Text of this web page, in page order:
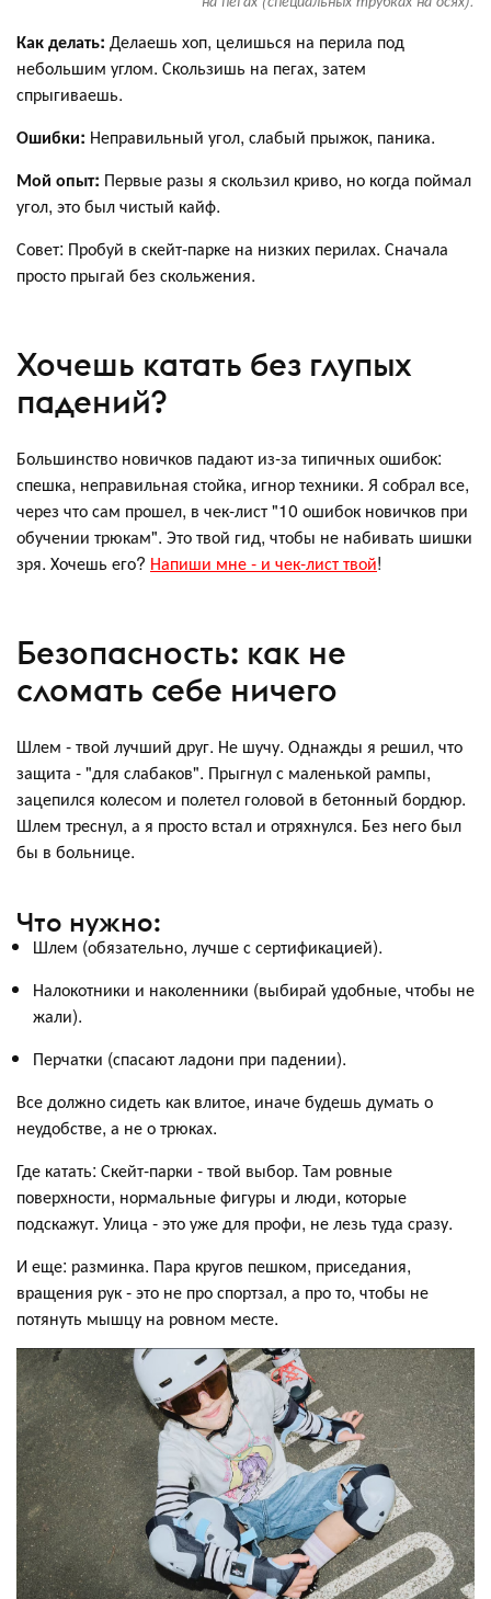
Как делать: Делаешь хоп, целишься на перила под
небольшим углом. Скользишь на пегах, затем
спрыгиваешь.
Ошибки: Неправильный угол, слабый прыжок, паника.
Мой опыт: Первые разы я скользил криво, но когда поймал
угол, это был чистый кайф.
Совет: Пробуй в скейт-парке на низких перилах. Сначала
просто прыгай без скольжения.
Хочешь катать без глупых
падений?
Большинство новичков падают из-за типичных ошибок:
спешка, неправильная стойка, игнор техники. Я собрал все,
через что сам прошел, в чек-лист "10 ошибок новичков при
обучении трюкам". Это твой гид, чтобы не набивать шишки
зря. Хочешь его? Напиши мне - и чек-лист твой!
Безопасность: как не
сломать себе ничего
Шлем - твой лучший друг. Не шучу. Однажды я решил, что
защита - "для слабаков". Прыгнул с маленькой рампы,
зацепился колесом и полетел головой в бетонный бордюр.
Шлем треснул, а я просто встал и отряхнулся. Без него был
бы в больнице.
Что нужно:
Шлем (обязательно, лучше с сертификацией).
Налокотники и наколенники (выбирай удобные, чтобы не
жали).
Перчатки (спасают ладони при падении).
Все должно сидеть как влитое, иначе будешь думать о
неудобстве, а не о трюках.
Где катать: Скейт-парки - твой выбор. Там ровные
поверхности, нормальные фигуры и люди, которые
подскажут. Улица - это уже для профи, не лезь туда сразу.
И еще: разминка. Пара кругов пешком, приседания,
вращения рук - это не про спортзал, а про то, чтобы не
потянуть мышцу на ровном месте.